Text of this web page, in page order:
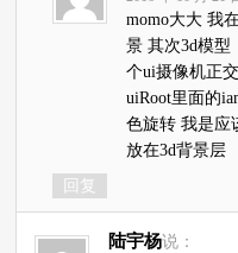
momo大大 我
景 其次3d模型
个ui摄像机正
uiRoot里面的
色旋转 我是应
放在3d背景层
回复
陆宇杨说：